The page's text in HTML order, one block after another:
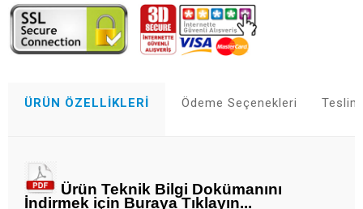
ÜRÜN ÖZELLIKLERI Ödeme Seçenekleri
Ürün Teknik Bilgi Dokümanını
İndirmek için Buraya Tıklayın...